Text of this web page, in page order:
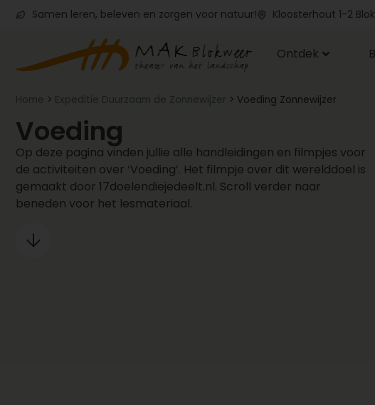
Samen leren, beleven en zorgen voor natuur! Kloosterhout 1-2
Ontdek
Home > Expeditie Duurzaam de Zonnewijzer > Voeding Zonnewijzer
Voeding
Op deze pagina vinden jullie alle handleidingen en filmpjes voor
de activiteiten over ‘Voeding’. Het filmpje over dit werelddoel is
gemaakt door 17doelendiejedeelt.nl. Scroll verder naar
beneden voor het lesmateriaal.